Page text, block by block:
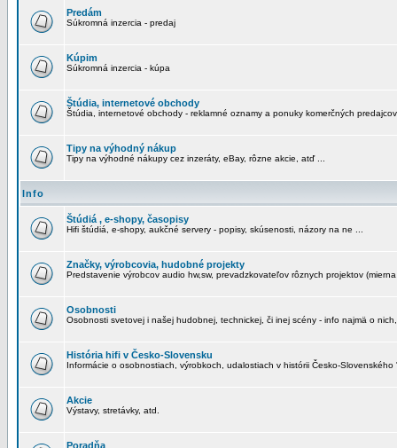
Predám
Súkromná inzercia - predaj
Kúpim
Súkromná inzercia - kúpa
Štúdia, internetové obchody
Štúdia, internetové obchody - reklamné oznamy a ponuky komerčných predajcov
Tipy na výhodný nákup
Tipy na výhodné nákupy cez inzeráty, eBay, rôzne akcie, atď ...
Info
Štúdiá , e-shopy, časopisy
Hifi štúdiá, e-shopy, aukčné servery - popisy, skúsenosti, názory na ne ...
Značky, výrobcovia, hudobné projekty
Predstavenie výrobcov audio hw,sw, prevadzkovateľov rôznych projektov
Osobnosti
Osobnosti svetovej i našej hudobnej, technickej, či inej scény - info najmä o
História hifi v Česko-Slovensku
Informácie o osobnostiach, výrobkoch, udalostiach v histórii Česko-Slovenského
Akcie
Výstavy, stretávky, atd.
Poradňa